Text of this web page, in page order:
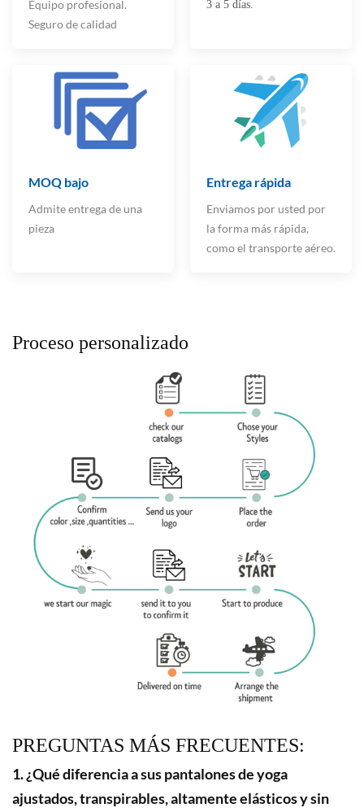
Equipo profesional.
Seguro de calidad
3 a 5 días.
MOQ bajo
Admite entrega de una
pieza
Entrega rápida
Enviamos por usted por
la forma más rápida,
como el transporte aéreo.
Proceso personalizado
PREGUNTAS MÁS FRECUENTES:
1. ¿Qué diferencia a sus pantalones de yoga
ajustados, transpirables, altamente elásticos y sin